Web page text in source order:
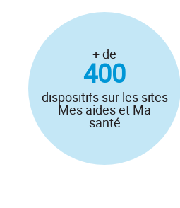
+ de
400
dispositifs sur les sites
Mes aides et Ma
santé